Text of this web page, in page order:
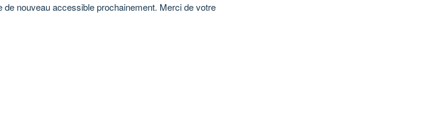
nouveau accessible prochainement. Merci de votre